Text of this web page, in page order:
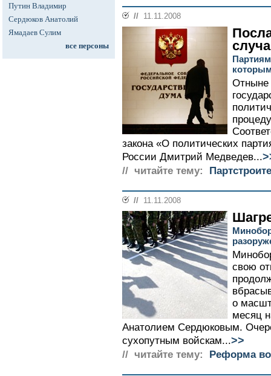
Путин Владимир
Сердюков Анатолий
Ямадаев Сулим
все персоны
// 11.11.2008
Отныне
закона «О политических
России Дмитрий Медведев...
// читайте тему:
// 11.11.2008
свою
о
месяц
Анатолием Сердюковым.
сухопутным войскам...>>
// читайте тему: Реформа